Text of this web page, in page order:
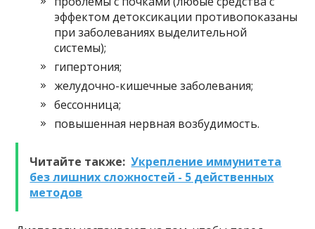
эффектом детоксикации противопоказаны
при заболеваниях выделительной
системы);
гипертония;
желудочно-кишечные заболевания;
бессонница;
повышенная нервная возбудимость.
Читайте также: Укрепление иммунитета
без лишних сложностей - 5 действенных
методов